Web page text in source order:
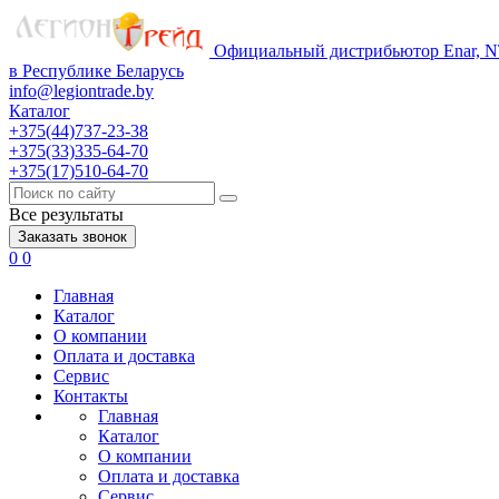
Официальный дистрибьютор Enar,
в Республике Беларусь
info@legiontrade.by
Каталог
+375(44)737-23-38
+375(33)335-64-70
+375(17)510-64-70
Все результаты
Заказать звонок
0 0
Главная
Каталог
О компании
Оплата и доставка
Сервис
Контакты
Главная
Каталог
О компании
Оплата и доставка